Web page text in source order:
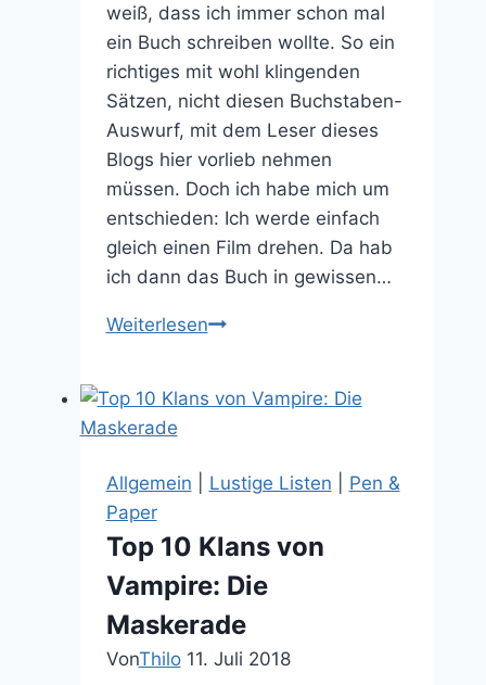
weiß, dass ich immer schon mal
ein Buch schreiben wollte. So ein
richtiges mit wohl klingenden
Sätzen, nicht diesen Buchstaben-
Auswurf, mit dem Leser dieses
Blogs hier vorlieb nehmen
müssen. Doch ich habe mich um
entschieden: Ich werde einfach
gleich einen Film drehen. Da hab
ich dann das Buch in gewissen…
WeiterlesenIch
und
(lassen)
der
Stan
Winston
Allgemein Lustige Listen
Pen &
Paper
Top 10 Klans von
Vampire: Die
Maskerade
VonThilo 11. Juli 2018